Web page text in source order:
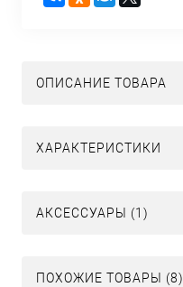
ОПИСАНИЕ ТОВАРА
ХАРАКТЕРИСТИКИ
АКСЕССУАРЫ (1)
ПОХОЖИЕ ТОВАРЫ (8)